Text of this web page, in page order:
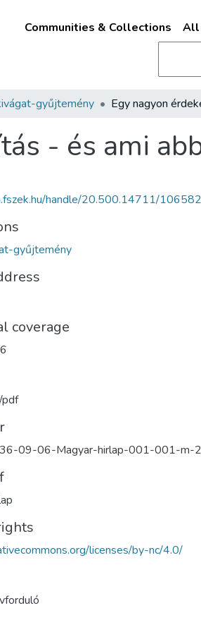
Communities & Collections All
gyűjtemény
- és ami
handle/20.500.14711/106582
gyűjtemény
coverage
pdf
09-06-Magyar-hirlap-001-001-m-
licenses/by-nc/4.0/